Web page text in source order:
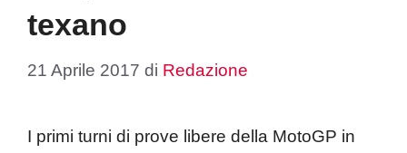
texano
21 Aprile 2017 di Redazione
I primi turni di prove libere della MotoGP in